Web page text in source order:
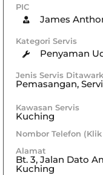
PIC
James
Kategori Servis
Penyaman
Jenis Servis
Pemasangan,
Kawasan Servis
Kuching
Nombor Telefon
Alamat
Bt. 3, Jalan Dato
Kuching